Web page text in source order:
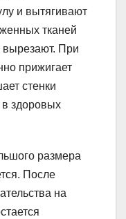
и вытягивают
тканей
вырезают. При
прижигает
стенки
в здоровых
размера
После
на